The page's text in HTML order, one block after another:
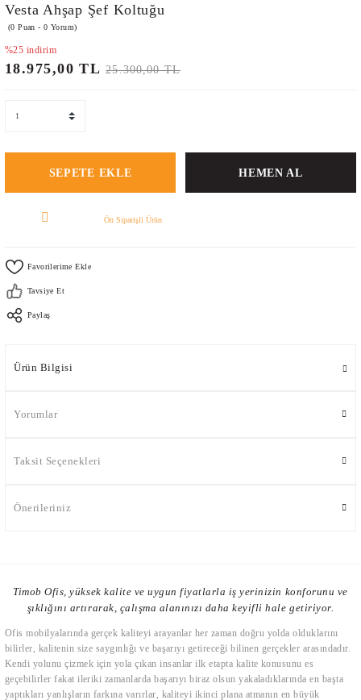
Vesta Ahşap Şef Koltuğu
(0 Puan - 0 Yorum)
%25 indirim
18.975,00 TL 25.300,00 TL
SEPETE EKLE HEMEN AL
Ön Siparişli Ürün
Tavsiye Et
Paylaş
Ürün Bilgisi
Yorumlar
Taksit Seçenekleri
Önerileriniz
Timob Ofis, yüksek kalite ve uygun fiyatlarla iş yerinizin konforunu ve
şıklığını artırarak, çalışma alanınızı daha keyifli hale getiriyor.
Ofis mobilyalarında gerçek kaliteyi arayanlar her zaman doğru yolda olduklarını
bilirler, kalitenin size saygınlığı ve başarıyı getireceği bilinen gerçekler arasındadır.
Kendi yolunu çizmek için yola çıkan insanlar ilk etapta kalite konusunu es
geçebilirler fakat ileriki zamanlarda başarıyı biraz olsun yakaladıklarında en başta
yaptıkları yanlışların farkına varırlar, kaliteyi ikinci plana atmanın en büyük